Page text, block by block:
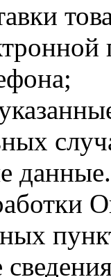
данные.